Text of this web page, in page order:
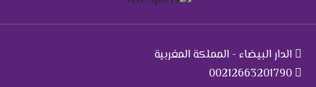
الدار البيضاء - المملكة المغربية
00212663201790